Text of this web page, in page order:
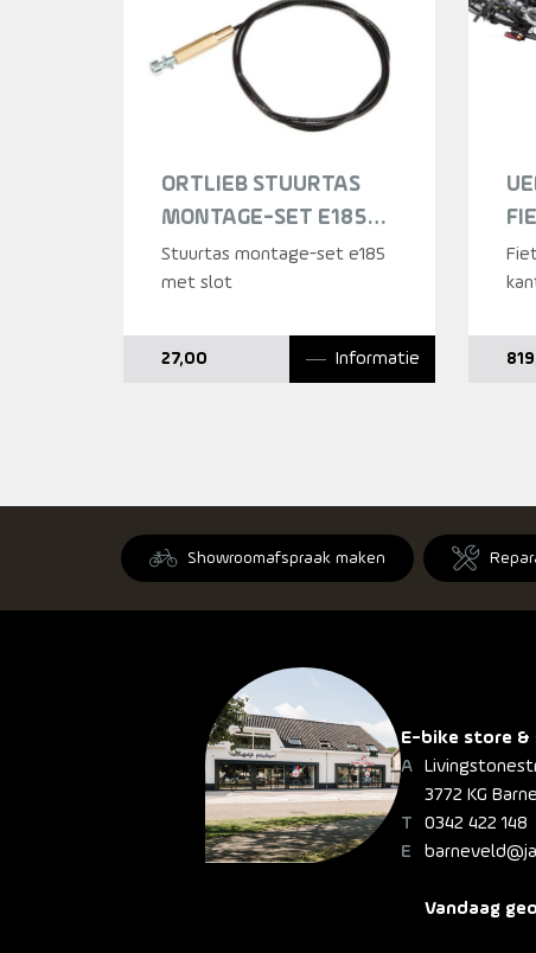
ORTLIEB STUURTAS
MONTAGE-SET E185
MET SLOT ZWART
Stuurtas montage-set e185
met slot
27,00 Informatie
Showroomafspraak maken
E-bike store &
3772 KG
0342 422 148
Vandaag